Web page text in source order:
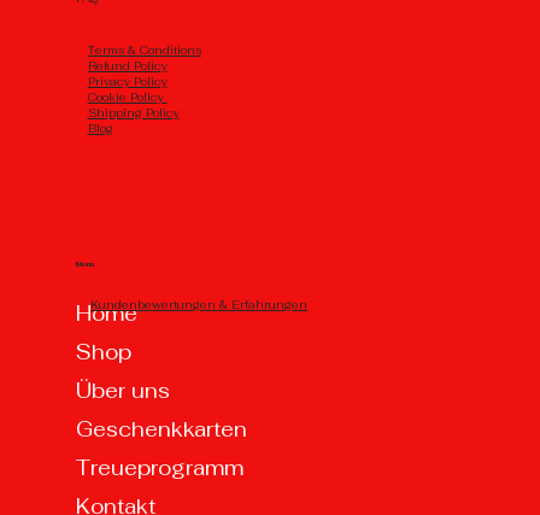
Menu
Home
Shop
Über uns
Geschenkkarten
Treueprogramm
Kontakt
Тerms & Conditions
Refund Policy
Privacy Policy
Cookie Policy
Shipping Policy
Blog
Kundenbewertungen & Erfahrungen